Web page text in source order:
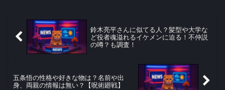
鈴木亮平さんに似てる人？髪型や大学な
ど役者魂溢れるイケメンに迫る！不仲説
の噂？も調査！
五条悟の性格や好きな物は？名前や出
身、両親の情報は無い？【呪術廻戦】